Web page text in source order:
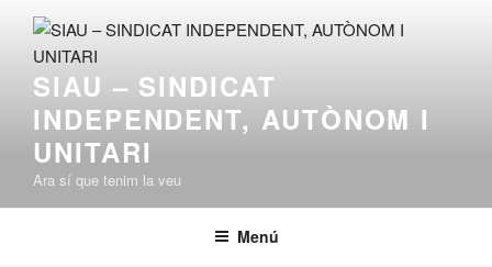
contingut
SIAU – SINDICAT
INDEPENDENT, AUTÒNOM I
UNITARI
Ara sí que tenim la veu
Menú